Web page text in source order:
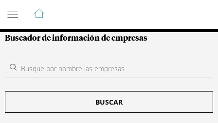
Guía de Empresas Colombianas
Buscador de información de empresas
BUSCAR